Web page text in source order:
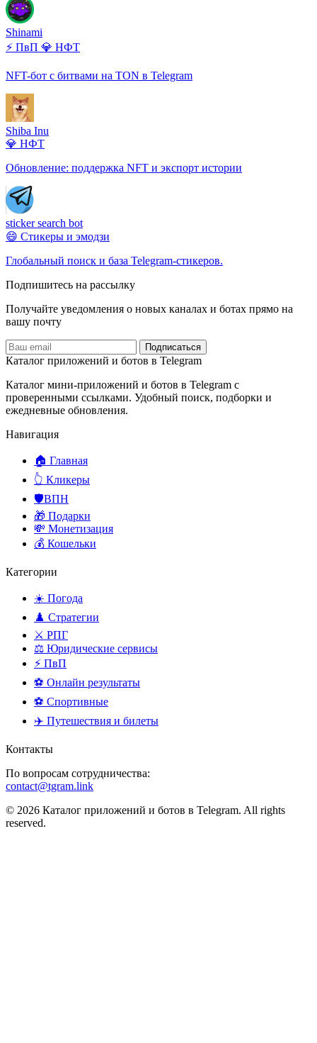
Shinami
⚡ ПвП 💎 НФТ
NFT-бот с битвами на TON в Telegram
Shiba Inu
💎 НФТ
Обновление: поддержка NFT и экспорт истории
sticker search bot
😄 Стикеры и эмодзи
Глобальный поиск и база Telegram-стикеров.
Подпишитесь на рассылку
Получайте уведомления о новых каналах и ботаx прямо на
вашу почту
Подписаться
Каталог приложений и ботов в Telegram
Каталог мини-приложений и ботов в Telegram с
проверенными ссылками. Удобный поиск, подборки и
ежедневные обновления.
Навигация
🏠 Главная
👆 Кликеры
🛡️ВПН
🎁 Подарки
💸 Монетизация
💰 Кошельки
Категории
☀️ Погода
♟️ Стратегии
⚔️ РПГ
⚖️ Юридические сервисы
⚡ ПвП
⚽ Онлайн результаты
⚽ Спортивные
✈️ Путешествия и билеты
Контакты
По вопросам сотрудничества:
contact@tgram.link
© 2026 Каталог приложений и ботов в Telegram. All rights
reserved.